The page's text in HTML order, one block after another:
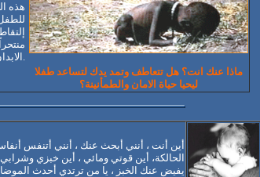
هذه
الابدان ويذوب فيه الوجدان.
ماذا عنك انت؟ هل تتعاطف وتمد يدك لتساعد طفلا
ليحيا حياة الامان والطمأنينة؟
أين أنت ، أنني أبحث عنك ، أنني أتنفس
الحالكة، أين قوتي ومائي ، أين خبزي وشرابي
يفيض عنك الخبز ، يا من ترتدي أحدث